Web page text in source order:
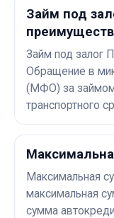
Займ под
Займ под залог
Обращение в
(МФО) за займом
транспортного
Максимальная
максимальная
сумма